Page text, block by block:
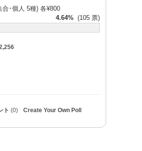
合･個人 5種) 各¥800
4.64% (105 票)
ト (0) Create Your Own Poll